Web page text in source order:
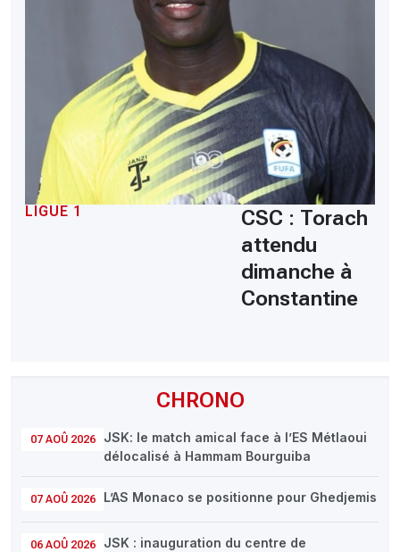
CHRONO
07 AOÛ 2026
JSK: le match amical face à l’ES Métlaoui
délocalisé à Hammam Bourguiba
07 AOÛ 2026 L’AS Monaco se positionne pour Ghedjemis
06 AOÛ 2026
JSK : inauguration du centre de
LIGUE 1
CSC : Torach
attendu
dimanche à
Constantine